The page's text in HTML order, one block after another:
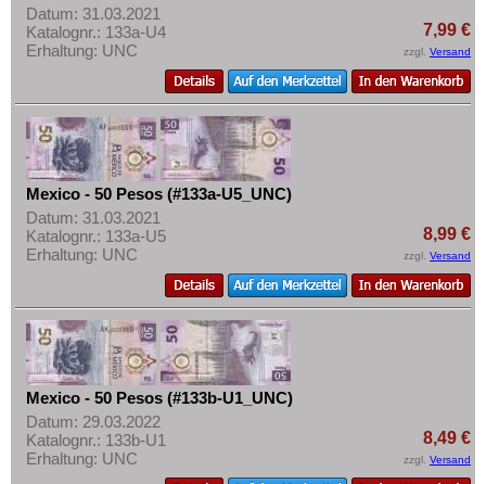
Datum: 31.03.2021
Katalognr.: 133a-U4
Erhaltung: UNC
7,99 €
zzgl. Versand
Mexico - 50 Pesos (#133a-U5_UNC)
Datum: 31.03.2021
Katalognr.: 133a-U5
Erhaltung: UNC
8,99 €
zzgl. Versand
Mexico - 50 Pesos (#133b-U1_UNC)
Datum: 29.03.2022
Katalognr.: 133b-U1
Erhaltung: UNC
8,49 €
zzgl. Versand